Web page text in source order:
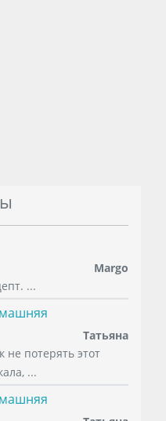
Margo
...
Татьяна
не потерять этот
...